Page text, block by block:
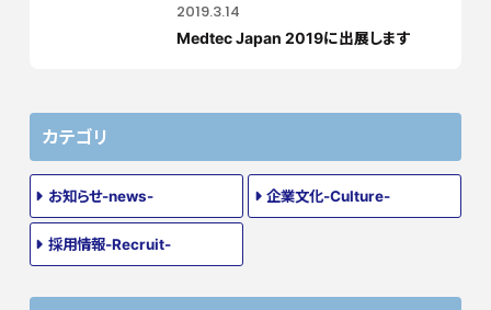
2019.3.14
Medtec Japan 2019に出展します
カテゴリ
お知らせ-news- 企業文化-Culture-
採用情報-Recruit-